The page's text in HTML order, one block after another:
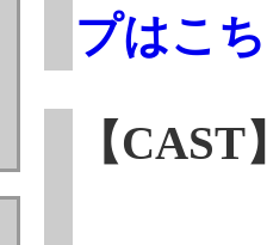
プはこ
【CAST